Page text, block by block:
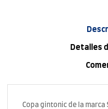
Detalles
Copa gintonic de la